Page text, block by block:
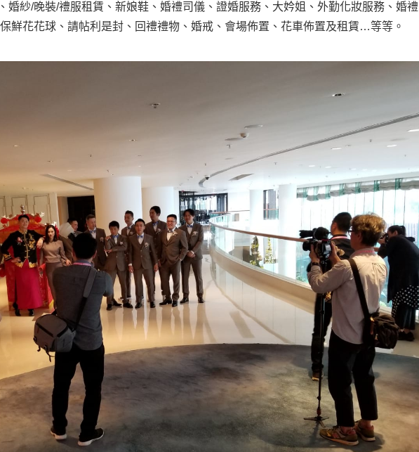
婚紗/晚裝/禮服租賃、新娘鞋、婚禮司儀、證婚服務、大妗姐、外勤化妝服務、婚禮
鮮花花球、請帖利是封、回禮禮物、婚戒、會場佈置、花車佈置及租賃…等等。